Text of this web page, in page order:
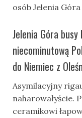
osób Jelenia
Jelenia Góra
niecominutową
do Niemiec z
Asymilacyjny
naharowałyście.
ceramikowi